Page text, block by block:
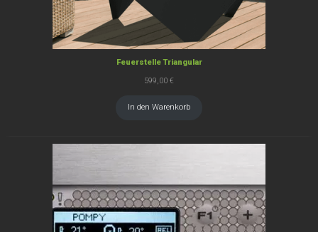
Feuerstelle Triangular
599,00 €
In den Warenkorb